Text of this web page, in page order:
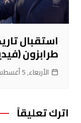
استقبال
طرابزون
الأربعاء, 5 أغسطس 2026, 23:54
اترك تعليقاً